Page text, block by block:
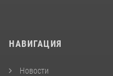
НАВИГАЦИЯ
Новости